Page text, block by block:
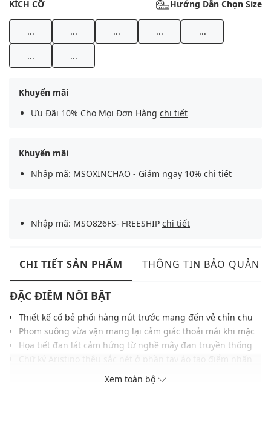
KÍCH CỠ Hướng Dẫn Chọn Size
... ... ... ... ...
... ...
Khuyến mãi
Ưu Đãi 10% Cho Mọi Đơn Hàng chi tiết
Khuyến mãi
Nhập mã: MSOXINCHAO - Giảm ngay 10% chi tiết
Nhập mã: MSO826FS- FREESHIP chi tiết
CHI TIẾT SẢN PHẨM THÔNG TIN BẢO QUẢN
ĐẶC ĐIỂM NỔI BẬT
Thiết kế cổ bẻ phối hàng nút trước mang đến vẻ chỉn chu
Phom suông vừa vặn mang lại cảm giác thoải mái khi mặc
Họa tiết đan lát cảm hứng từ nghề mây đan truyền thống
Chất liệu mềm mịn thấm hút, thoáng khí, thân thiện với da
Gam màu trung tính dễ mặc nhiều phong cách khác nhau
Xem toàn bộ